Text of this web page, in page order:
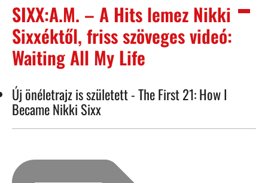
SIXX:A.M. – A Hits lemez Nikki
Sixxéktől, friss szöveges videó:
Waiting All My Life
Új önéletrajz is született - The First 21: How I
Became Nikki Sixx